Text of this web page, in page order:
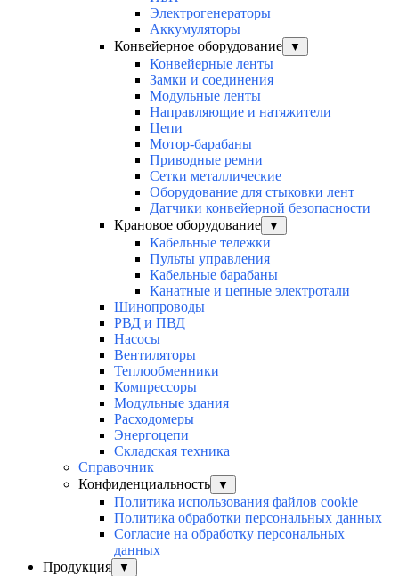
Электрогенераторы
Аккумуляторы
Конвейерное оборудование
▼
Конвейерные ленты
Замки и соединения
Модульные ленты
Направляющие и натяжители
Цепи
Мотор-барабаны
Приводные ремни
Сетки металлические
Оборудование для стыковки лент
Датчики конвейерной безопасности
Крановое оборудование
▼
Кабельные тележки
Пульты управления
Кабельные барабаны
Канатные и цепные электротали
Шинопроводы
РВД и ПВД
Насосы
Вентиляторы
Теплообменники
Компрессоры
Модульные здания
Расходомеры
Энергоцепи
Складская техника
Справочник
Конфиденциальность
▼
Политика использования файлов cookie
Политика обработки персональных данных
Согласие на обработку персональных
данных
Продукция
▼